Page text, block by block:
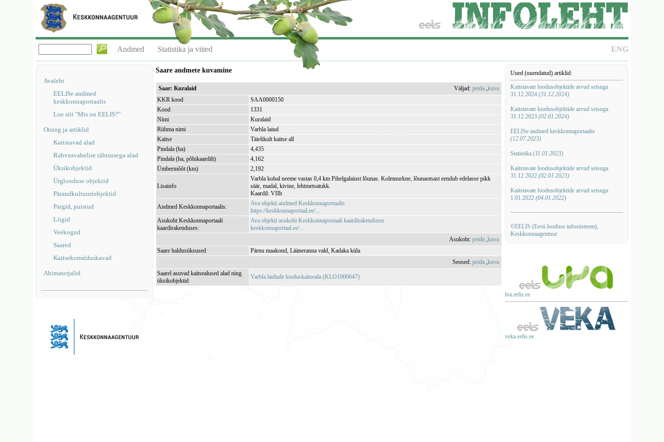
ENG
Andmed Statistika ja viited
Avaleht
EELISe andmed
keskkonnaportaalis
Loe siit "Mis on EELIS?"
Otsing ja artiklid
Kaitstavad alad
Rahvusvahelise tähtsusega alad
Üksikobjektid
Ürglooduse objektid
Pärandkultuuriobjektid
Pargid, puistud
Liigid
Veekogud
Saared
Kaitsekorralduskavad
Abimaterjalid
Uued (uuendatud) artiklid:
Kaitstavate loodusobjektide arvud seisuga
31.12.2024 (31.12.2024)
Kaitstavate loodusobjektide arvud seisuga
31.12.2023 (02.01.2024)
EELISe andmed keskkonnaportaalis
(12.07.2023)
Statistika (11.01.2023)
Kaitstavate loodusobjektide arvud seisuga
31.12.2022 (02.01.2023)
Kaitstavate loodusobjektide arvud seisuga
1.01.2022 (04.01.2022)
©EELIS (Eesti looduse infosüsteem),
Keskkonnaagentuur
lva.eelis.ee
veka.eelis.ee
Saare andmete kuvamine
Saar: Kuralaid Väljad:peida ,kuva
KKR kood
SAA0000150
Kood
1331
Nimi
Kuralaid
Rühma nimi
Varbla laiud
Kaitse
Täielikult kaitse all
Pindala (ha)
4,435
Pindala (ha, põhikaardilt)
4,162
Ümbermõõt (km)
2,192
Lisainfo
Varbla kohal neeme vastas 0,4 km Pihelgalaiust lõunas. Kolmnurkne, lõunaotsast eendub edelasse pikk
säär, madal, kivine, lehtmetsatukk.
Kaardil: VIIb
Andmed Keskkonnaportaalis:
Ava objekti andmed Keskkonnaportaalis
https://keskkonnaportaal.ee/...
Asukoht Keskkonnaportaali
kaardirakenduses:
Ava objekti asukoht Keskkonnaportaali kaardirakenduses
keskkonnaportaal.ee/...
Asukoht:peida ,kuva
Saare haldusüksused
Pärnu maakond, Lääneranna vald, Kadaka küla
Seosed:peida ,kuva
Saarel asuvad kaitsealused alad ning
üksikobjektid
Varbla laidude looduskaitseala (KLO1000647)